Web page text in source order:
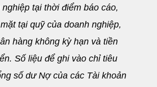
tại thời điểm báo cáo,
tại quỹ của doanh nghiệp,
hàng không kỳ hạn và tiền
Số liệu để ghi vào chỉ tiêu
số dư Nợ của các Tài khoản